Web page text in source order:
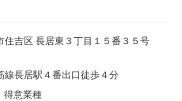
住吉区 長居東３丁目１５番３５号
線長居駅４番出口徒歩４分
得意業種